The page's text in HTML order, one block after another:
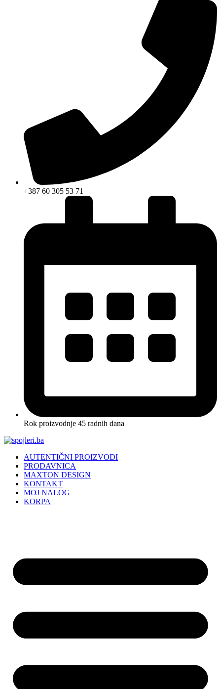
+387 60 305 53 71
Rok proizvodnje 45 radnih dana
AUTENTIČNI PROIZVODI
PRODAVNICA
MAXTON DESIGN
KONTAKT
MOJ NALOG
KORPA